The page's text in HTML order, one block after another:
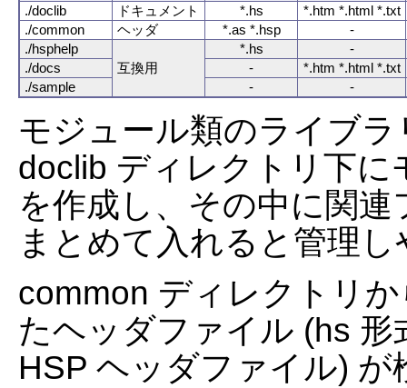
./doclib
ドキュメント *.hs
*.htm *.html *.txt
./common
ヘッダ *.as *.hsp
-
./hsphelp
互換用
*.hs
-
./docs
-
*.htm *.html *.txt
./sample
- -
モジュール類のライブ
doclib ディレクトリ下
を作成し、その中に関
まとめて入れると管理
common ディレクトリ
たヘッダファイル (hs
HSP ヘッダファイル) が